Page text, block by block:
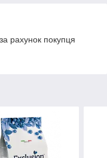
рахунок покупця